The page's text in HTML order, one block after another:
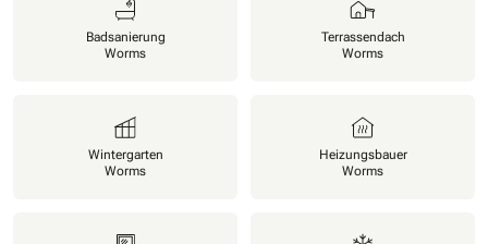
Badsanierung
Worms
Terrassendach
Worms
Wintergarten
Worms
Heizungsbauer
Worms